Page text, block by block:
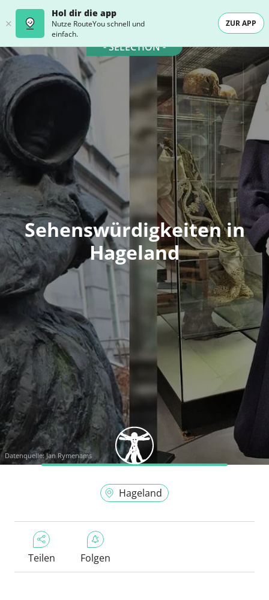
Hol dir die app
Nutze RouteYou schnell und
einfach.
ZUR APP
- SELECTION -
Sehenswürdigkeiten in
Hageland
Datenquelle:Jan Rymenams
Hageland
Teilen Folgen